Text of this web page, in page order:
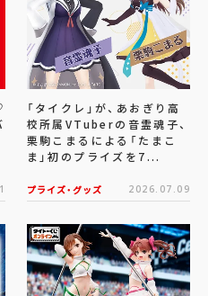
「タイクレ」が、あおぎり高
校所属VTuberの音霊魂子、
栗駒こまるによる「たまこ
ま」初のプライズを7...
プライズ・グッズ 2026.07.09